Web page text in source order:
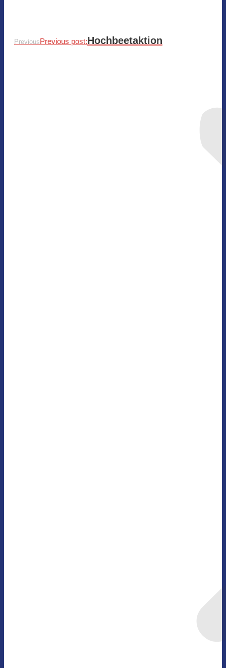
PreviousPrevious post:Hochbeetaktion